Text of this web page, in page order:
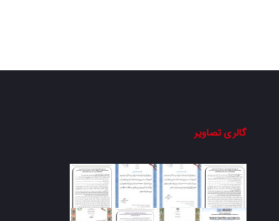
گالری تصاویر